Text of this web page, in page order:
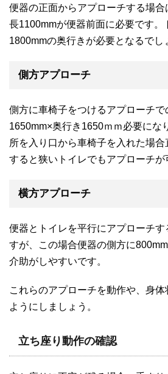
便器の正面からアプローチする場
長1100mmが便器前面に必要です。
1800mmの奥行きが必要となるでし
側方アプローチ
側方に車椅子をつけるアプローチで
1650mm×奥行き1650ｍｍ必要にな
所を入り口から車椅子を入れた場
すると狭いトイレでもアプローチが
横方アプローチ
便器とトイレを平行にアプローチ
すが、この場合便器の側方に
介助がしやすいです。
これらのアプローチを動作や、身
ようにしましょう。
立ち座り動作の確認